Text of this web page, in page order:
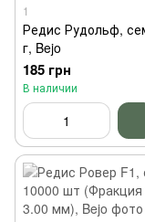
1
Редис Рудольф,
г, Bejo
185 грн
В наличии